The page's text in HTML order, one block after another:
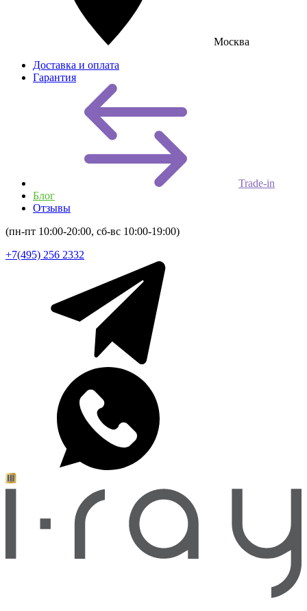
Москва
Доставка и оплата
Гарантия
Trade-in
Блог
Отзывы
(пн-пт 10:00-20:00, сб-вс 10:00-19:00)
+7(495) 256 2332